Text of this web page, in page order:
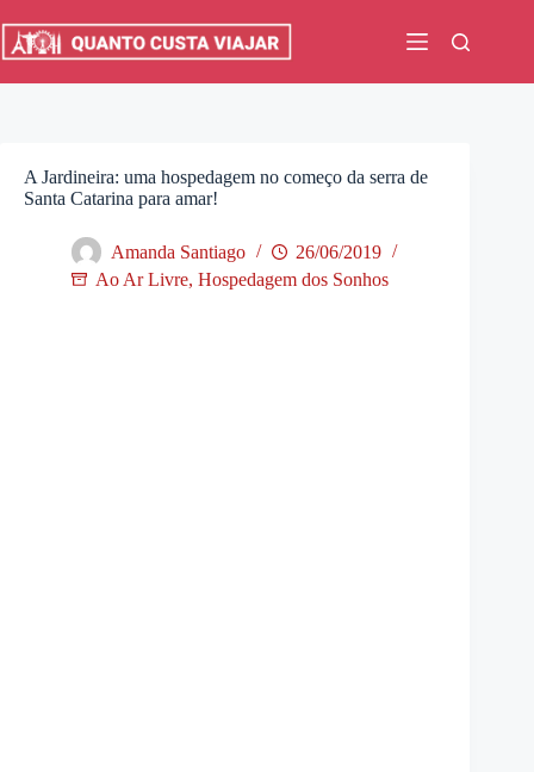
para
A Jardineira: uma hospedagem no começo da serra de
Santa Catarina para amar!
Amanda Santiago
26/06/2019
Ao Ar Livre, Hospedagem dos Sonhos